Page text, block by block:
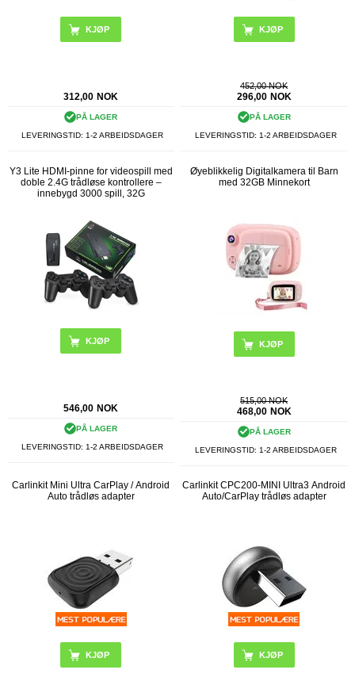
312,00 NOK
PÅ LAGER
LEVERINGSTID: 1-2 ARBEIDSDAGER
KJØP
452,00 NOK
296,00 NOK
PÅ LAGER
LEVERINGSTID: 1-2 ARBEIDSDAGER
Y3 Lite HDMI-pinne for videospill med
doble 2.4G trådløse kontrollere –
innebygd 3000 spill, 32G
546,00 NOK
PÅ LAGER
LEVERINGSTID: 1-2 ARBEIDSDAGER
Øyeblikkelig Digitalkamera til Barn
med 32GB Minnekort
KJØP
515,00 NOK
468,00 NOK
PÅ LAGER
LEVERINGSTID: 1-2 ARBEIDSDAGER
Carlinkit Mini Ultra CarPlay / Android
Auto trådløs adapter
Carlinkit CPC200-MINI Ultra3 Android
Auto/CarPlay trådløs adapter